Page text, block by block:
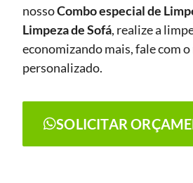
nossoCombo especial de
Limpeza de Sofá, realize a
economizando mais, fale com
personalizado.
SOLICITAR